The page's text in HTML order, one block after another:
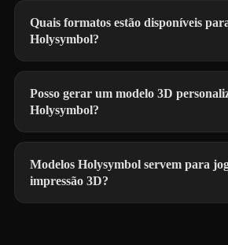
Quais formatos estão disponíveis
Holysymbol?
Posso gerar um modelo 3D
Holysymbol?
Modelos Holysymbol servem para
impressão 3D?